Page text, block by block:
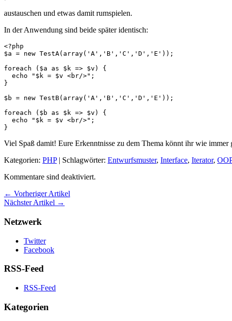
austauschen und etwas damit rumspielen.
In der Anwendung sind beide später identisch:
<?php
$a = new TestA(array('A','B','C','D','E'));
foreach ($a as $k => $v) {
  echo "$k = $v <br/>";
}
$b = new TestB(array('A','B','C','D','E'));
foreach ($b as $k => $v) {
  echo "$k = $v <br/>";
}
Viel Spaß damit! Eure Erkenntnisse zu dem Thema könnt ihr wie
Kategorien: PHP| Schlagwörter: Entwurfsmuster, Interface, Iterator, OOP
Kommentare sind deaktiviert.
← Vorheriger Artikel
Nächster Artikel →
Netzwerk
Twitter
Facebook
RSS-Feed
RSS-Feed
Kategorien